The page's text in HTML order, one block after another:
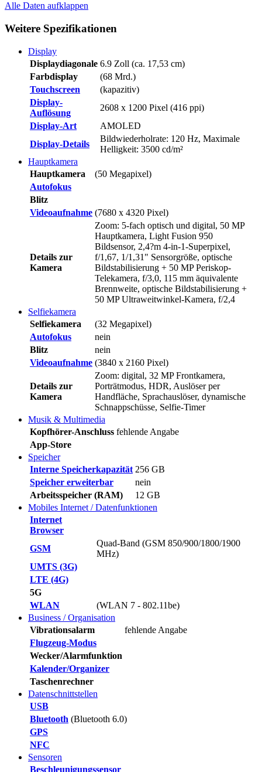
Alle Daten aufklappen
Weitere Spezifikationen
Display
Displaydiagonale 6.9 Zoll (ca. 17,53 cm)
Farbdisplay
(68 Mrd.)
Touchscreen
(kapazitiv)
Display-
Auflösung
2608 x 1200 Pixel (416 ppi)
Display-Art
AMOLED
Display-Details
Bildwiederholrate: 120 Hz, Maximale
Helligkeit: 3500 cd/m²
Hauptkamera
Hauptkamera
(50 Megapixel)
Autofokus
Blitz
Videoaufnahme (7680 x 4320 Pixel)
Details zur
Kamera
Zoom: 5-fach optisch und digital, 50 MP
Hauptkamera, Light Fusion 950
Bildsensor, 2,4?m 4-in-1-Superpixel,
f/1,67, 1/1,31" Sensorgröße, optische
Bildstabilisierung + 50 MP Periskop-
Telekamera, f/3,0, 115 mm äquivalente
Brennweite, optische Bildstabilisierung +
50 MP Ultraweitwinkel-Kamera, f/2,4
Selfiekamera
Selfiekamera
(32 Megapixel)
Autofokus
nein
Blitz
nein
Videoaufnahme (3840 x 2160 Pixel)
Details zur
Kamera
Zoom: digital, 32 MP Frontkamera,
Porträtmodus, HDR, Auslöser per
Handfläche, Sprachauslöser, dynamische
Schnappschüsse, Selfie-Timer
Musik & Multimedia
Kopfhörer-Anschluss fehlende Angabe
App-Store
Speicher
Interne Speicherkapazität 256 GB
Speicher erweiterbar
nein
Arbeitsspeicher (RAM)
12 GB
Mobiles Internet / Datenfunktionen
Internet
Browser
GSM
Quad-Band (GSM 850/900/1800/1900
MHz)
UMTS (3G)
LTE (4G)
5G
WLAN
(WLAN 7 - 802.11be)
Business / Organisation
Vibrationsalarm
fehlende Angabe
Flugzeug-Modus
Wecker/Alarmfunktion
Kalender/Organizer
Taschenrechner
Datenschnittstellen
USB
Bluetooth (Bluetooth 6.0)
GPS
NFC
Sensoren
Beschleunigungssensor